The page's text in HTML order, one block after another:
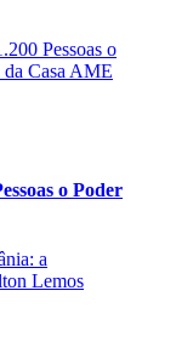
o Poder